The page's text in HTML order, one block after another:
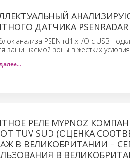
ДАТЧИКА PSENRADAR
анализа PSEN rd1.x I/O с USB-
защищаемой зоны в жестких
РЕЛЕ MYPNOZ
ОТ TÜV SÜD (ОЦЕНКА
В ВЕЛИКОБРИТАНИИ –
В